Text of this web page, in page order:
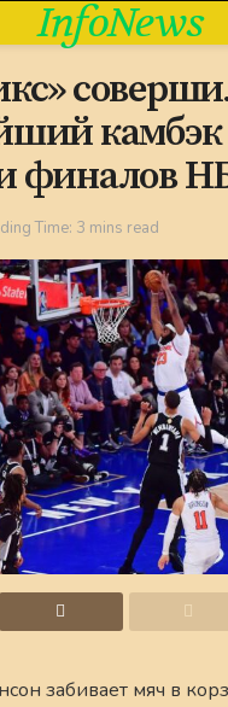
InfoNews
камбэк
финалов
Time: 3 mins read
забивает мяч в